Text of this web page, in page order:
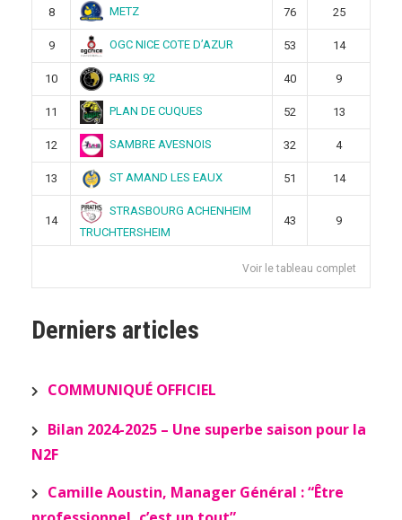
8 METZ 76 25
9 OGC NICE COTE D’AZUR 53 14
10 PARIS 92 40 9
11 PLAN DE CUQUES 52 13
12 SAMBRE AVESNOIS 32 4
13 ST AMAND LES EAUX 51 14
14
STRASBOURG ACHENHEIM
TRUCHTERSHEIM
43 9
Voir le tableau complet
Derniers articles
COMMUNIQUÉ OFFICIEL
Bilan 2024-2025 – Une superbe saison pour la
N2F
Camille Aoustin, Manager Général : “Être